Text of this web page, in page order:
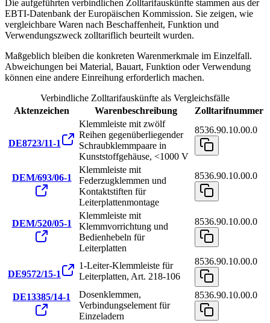
Die aufgeführten verbindlichen Zolltarifauskünfte stammen aus der
EBTI-Datenbank der Europäischen Kommission. Sie zeigen, wie
vergleichbare Waren nach Beschaffenheit, Funktion und
Verwendungszweck zolltariflich beurteilt wurden.
Maßgeblich bleiben die konkreten Warenmerkmale im Einzelfall.
Abweichungen bei Material, Bauart, Funktion oder Verwendung
können eine andere Einreihung erforderlich machen.
Verbindliche Zolltarifauskünfte als Vergleichsfälle
Aktenzeichen
Warenbeschreibung Zolltarifnummer
DE8723/11-1
Klemmleiste mit zwölf
Reihen gegenüberliegender
Schraubklemmpaare in
Kunststoffgehäuse, <1000 V
8536.90.10.00.0
DEM/693/06-1
Klemmleiste mit
Federzugklemmen und
Kontaktstiften für
Leiterplattenmontage
8536.90.10.00.0
DEM/520/05-1
Klemmleiste mit
Klemmvorrichtung und
Bedienhebeln für
Leiterplatten
8536.90.10.00.0
DE9572/15-1
1-Leiter-Klemmleiste für
Leiterplatten, Art. 218-106
8536.90.10.00.0
DE13385/14-1
Dosenklemmen,
Verbindungselement für
Einzeladern
8536.90.10.00.0